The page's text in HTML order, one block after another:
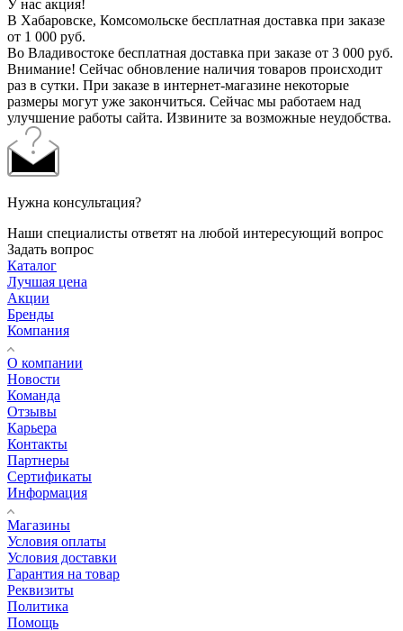
У нас акция!
В Хабаровске, Комсомольске бесплатная доставка при заказе
от 1 000 руб.
Во Владивостоке бесплатная доставка при заказе от 3 000 руб.
Внимание! Сейчас обновление наличия товаров происходит
раз в сутки. При заказе в интернет-магазине некоторые
размеры могут уже закончиться. Сейчас мы работаем над
улучшение работы сайта. Извините за возможные неудобства.
Нужна консультация?
Наши специалисты ответят на любой интересующий вопрос
Задать вопрос
Каталог
Лучшая цена
Акции
Бренды
Компания
О компании
Новости
Команда
Отзывы
Карьера
Контакты
Партнеры
Сертификаты
Информация
Магазины
Условия оплаты
Условия доставки
Гарантия на товар
Реквизиты
Политика
Помощь